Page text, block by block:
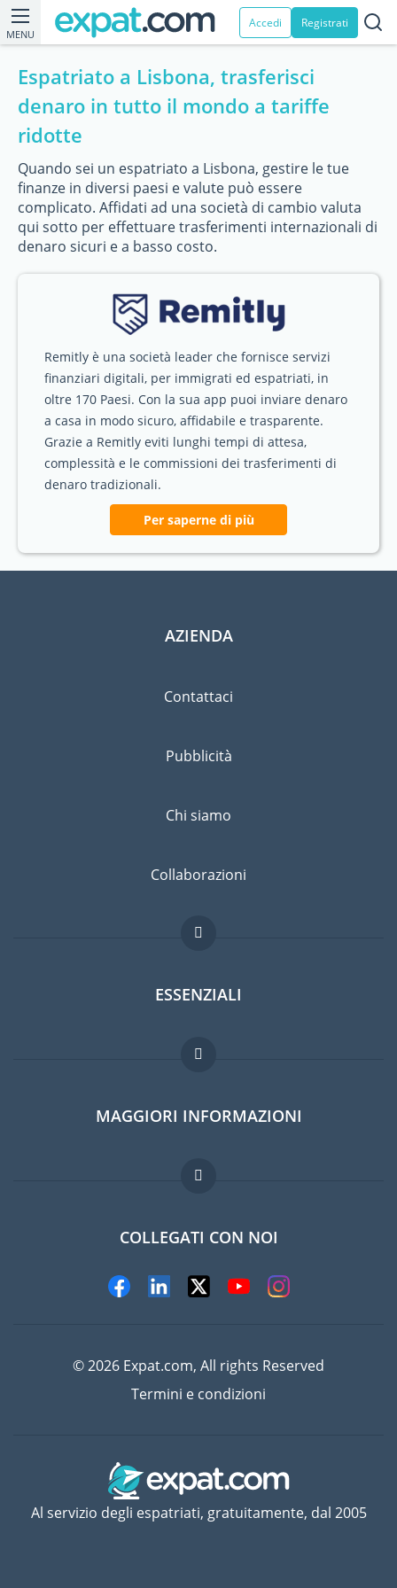
MENU
Accedi Registrati
Espatriato a Lisbona, trasferisci
denaro in tutto il mondo a tariffe
ridotte
Quando sei un espatriato a Lisbona, gestire le tue
finanze in diversi paesi e valute può essere
complicato. Affidati ad una società di cambio valuta
qui sotto per effettuare trasferimenti internazionali di
denaro sicuri e a basso costo.
Remitly è una società leader che fornisce servizi
finanziari digitali, per immigrati ed espatriati, in
oltre 170 Paesi. Con la sua app puoi inviare denaro
a casa in modo sicuro, affidabile e trasparente.
Grazie a Remitly eviti lunghi tempi di attesa,
complessità e le commissioni dei trasferimenti di
denaro tradizionali.
Per saperne di più
AZIENDA
Contattaci
Pubblicità
Chi siamo
Collaborazioni
ESSENZIALI
Forum per expat
Guida per expat
Lavori all'estero
MAGGIORI INFORMAZIONI
Domande frequenti
COLLEGATI CON NOI
© 2026 Expat.com, All rights Reserved
Termini e condizioni
Al servizio degli espatriati, gratuitamente, dal 2005